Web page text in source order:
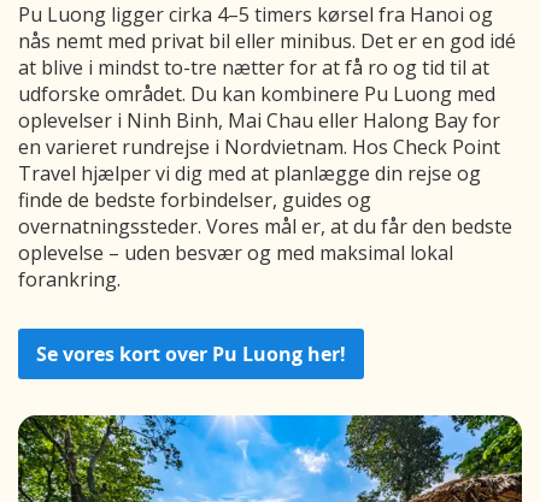
Pu Luong ligger cirka 4–5 timers kørsel fra Hanoi og
nås nemt med privat bil eller minibus. Det er en god idé
at blive i mindst to-tre nætter for at få ro og tid til at
udforske området. Du kan kombinere Pu Luong med
oplevelser i Ninh Binh, Mai Chau eller Halong Bay for
en varieret rundrejse i Nordvietnam. Hos Check Point
Travel hjælper vi dig med at planlægge din rejse og
finde de bedste forbindelser, guides og
overnatningssteder. Vores mål er, at du får den bedste
oplevelse – uden besvær og med maksimal lokal
forankring.
Se vores kort over Pu Luong her!